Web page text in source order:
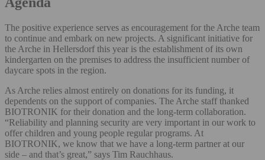
The positive experience serves as encouragement for the Arche team
to continue and embark on new projects. A significant initiative for
the Arche in Hellersdorf this year is the establishment of its own
kindergarten on the premises to address the insufficient number of
daycare spots in the region.
As Arche relies almost entirely on donations for its funding, it
dependents on the support of companies. The Arche staff thanked
BIOTRONIK for their donation and the long-term collaboration.
“Reliability and planning security are very important in our work to
offer children and young people regular programs. At
BIOTRONIK, we know that we have a long-term partner at our
side – and that’s great,” says Tim Rauchhaus.